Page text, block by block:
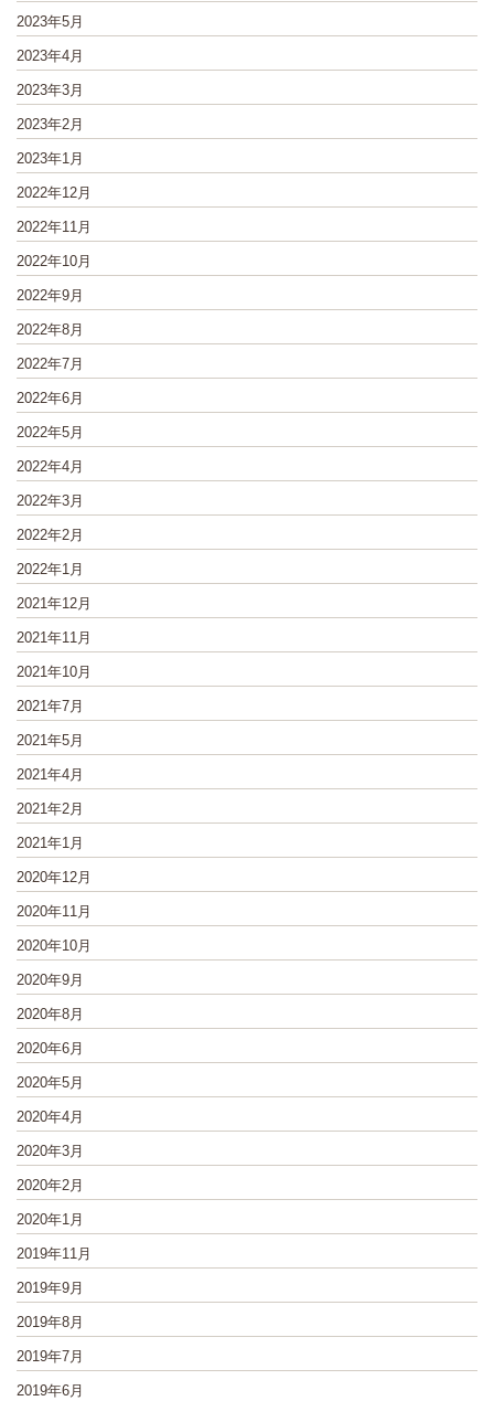
2023年5月
2023年4月
2023年3月
2023年2月
2023年1月
2022年12月
2022年11月
2022年10月
2022年9月
2022年8月
2022年7月
2022年6月
2022年5月
2022年4月
2022年3月
2022年2月
2022年1月
2021年12月
2021年11月
2021年10月
2021年7月
2021年5月
2021年4月
2021年2月
2021年1月
2020年12月
2020年11月
2020年10月
2020年9月
2020年8月
2020年6月
2020年5月
2020年4月
2020年3月
2020年2月
2020年1月
2019年11月
2019年9月
2019年8月
2019年7月
2019年6月